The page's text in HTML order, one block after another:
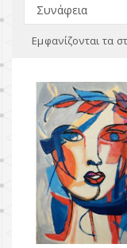
Συνάφεια
Εμφανίζονται τα